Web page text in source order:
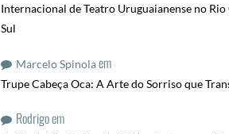
Internacional de Teatro Uruguaianense no Rio
Sul
Marcelo Spinolaem
Trupe Cabeça Oca: A Arte do Sorriso que
Rodrigoem